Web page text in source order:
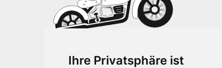
Ihre Privatsphäre ist